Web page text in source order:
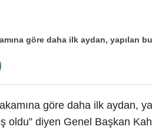
göre daha ilk aydan,
oldu” diyen Genel Başkan